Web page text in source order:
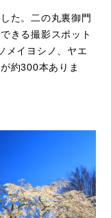
た。二の丸裏御門
きる撮影スポット
メイヨシノ、ヤエ
約300本ありま